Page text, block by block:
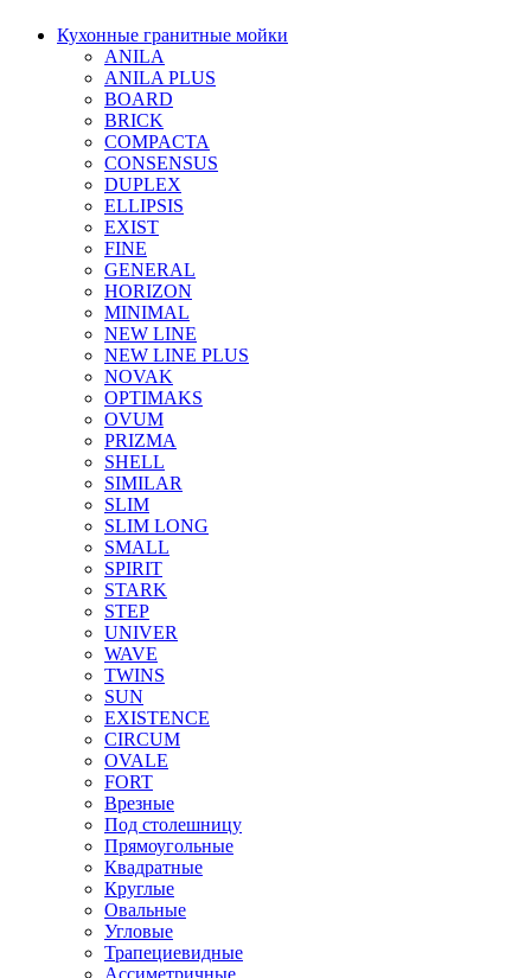
Кухонные гранитные мойки
ANILA
ANILA PLUS
BOARD
BRICK
COMPACTA
CONSENSUS
DUPLEX
ELLIPSIS
EXIST
FINE
GENERAL
HORIZON
MINIMAL
NEW LINE
NEW LINE PLUS
NOVAK
OPTIMAKS
OVUM
PRIZMA
SHELL
SIMILAR
SLIM
SLIM LONG
SMALL
SPIRIT
STARK
STEP
UNIVER
WAVE
TWINS
SUN
EXISTENCE
CIRCUM
OVALE
FORT
Врезные
Под столешницу
Прямоугольные
Квадратные
Круглые
Овальные
Угловые
Трапециевидные
Ассиметричные